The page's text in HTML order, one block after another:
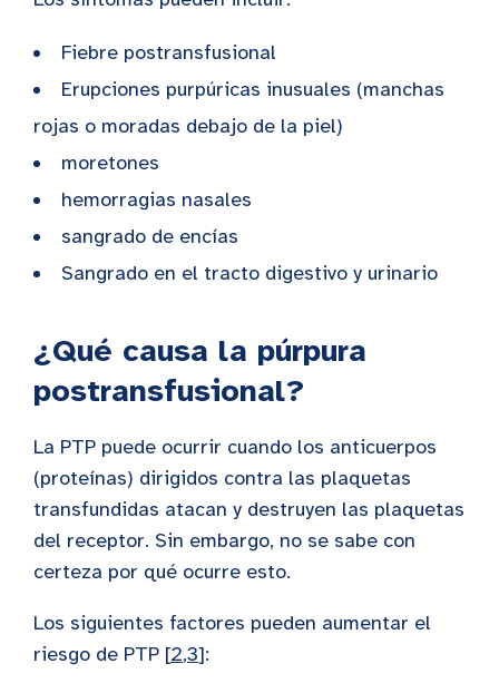
Fiebre postransfusional
Erupciones purpúricas inusuales (manchas
rojas o moradas debajo de la piel)
moretones
hemorragias nasales
sangrado de encías
Sangrado en el tracto digestivo y urinario
¿Qué causa la púrpura
postransfusional?
La PTP puede ocurrir cuando los anticuerpos
(proteínas) dirigidos contra las plaquetas
transfundidas atacan y destruyen las plaquetas
del receptor. Sin embargo, no se sabe con
certeza por qué ocurre esto.
Los siguientes factores pueden aumentar el
riesgo de PTP [2,3]: